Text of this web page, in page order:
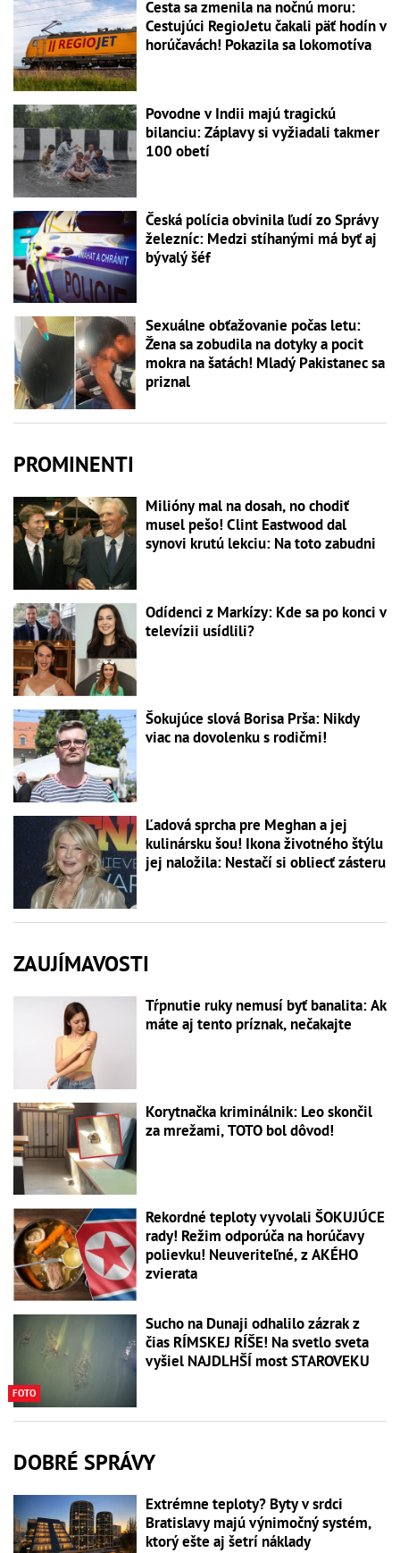
Cesta sa zmenila na nočnú moru:
Cestujúci RegioJetu čakali päť hodín v
horúčavách! Pokazila sa lokomotíva
Povodne v Indii majú tragickú
bilanciu: Záplavy si vyžiadali takmer
100 obetí
Česká polícia obvinila ľudí zo Správy
železníc: Medzi stíhanými má byť aj
bývalý šéf
Sexuálne obťažovanie počas letu:
Žena sa zobudila na dotyky a pocit
mokra na šatách! Mladý Pakistanec sa
priznal
PROMINENTI
Milióny mal na dosah, no chodiť
musel pešo! Clint Eastwood dal
synovi krutú lekciu: Na toto zabudni
Odídenci z Markízy: Kde sa po konci v
televízii usídlili?
Šokujúce slová Borisa Prša: Nikdy
viac na dovolenku s rodičmi!
Ľadová sprcha pre Meghan a jej
kulinársku šou! Ikona životného štýlu
jej naložila: Nestačí si obliecť zásteru
ZAUJÍMAVOSTI
Tŕpnutie ruky nemusí byť banalita: Ak
máte aj tento príznak, nečakajte
Korytnačka kriminálnik: Leo skončil
za mrežami, TOTO bol dôvod!
Rekordné teploty vyvolali ŠOKUJÚCE
rady! Režim odporúča na horúčavy
polievku! Neuveriteľné, z AKÉHO
zvierata
FOTO
Sucho na Dunaji odhalilo zázrak z
čias RÍMSKEJ RÍŠE! Na svetlo sveta
vyšiel NAJDLHŠÍ most STAROVEKU
DOBRÉ SPRÁVY
Extrémne teploty? Byty v srdci
Bratislavy majú výnimočný systém,
ktorý ešte aj šetrí náklady